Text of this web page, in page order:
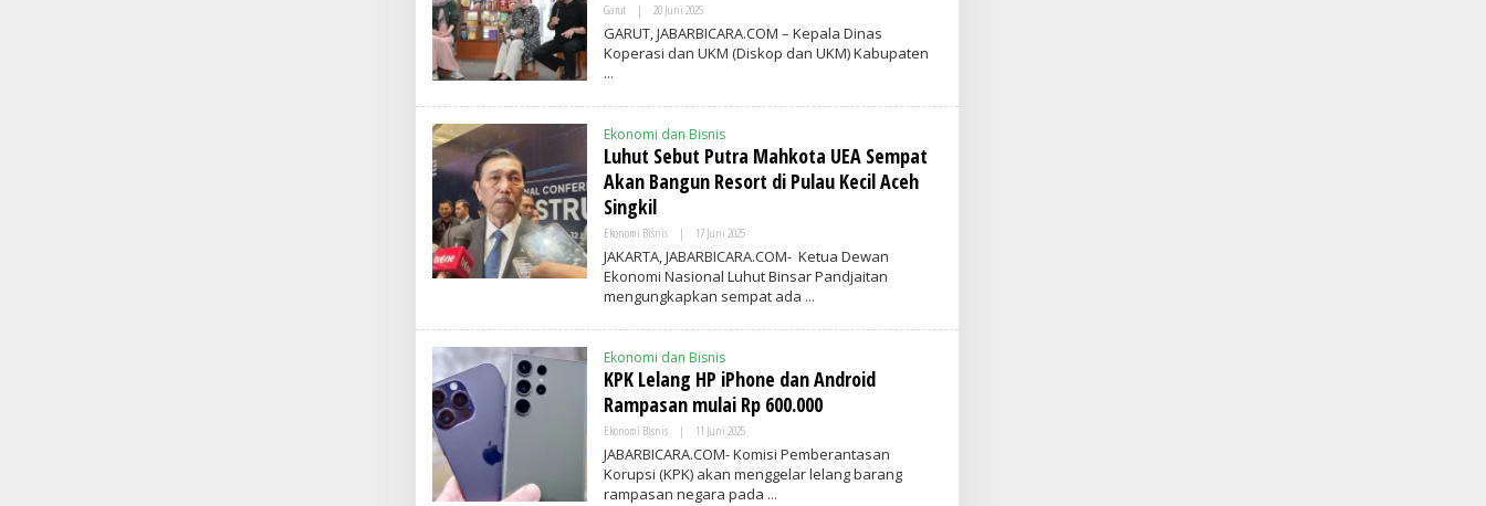
Garut | 20 Juni 2025O
L
E
H
M
N
GARUT, JABARBICARA.COM – Kepala Dinas
Koperasi dan UKM (Diskop dan UKM) Kabupaten
Ekonomi dan Bisnis
Luhut Sebut Putra Mahkota UEA Sempat
Akan Bangun Resort di Pulau Kecil Aceh
Singkil
Ekonomi Bisnis | 17 Juni 2025O
L
E
H
A
D
M
JAKARTA, JABARBICARA.COM- Ketua Dewan
Ekonomi Nasional Luhut Binsar Pandjaitan
mengungkapkan sempat ada
Ekonomi dan Bisnis
KPK Lelang HP iPhone dan Android
Rampasan mulai Rp 600.000
Ekonomi Bisnis | 11 Juni 2025O
E
H
A
JABARBICARA.COM- Komisi Pemberantasan
Korupsi (KPK) akan menggelar lelang barang
rampasan negara pada